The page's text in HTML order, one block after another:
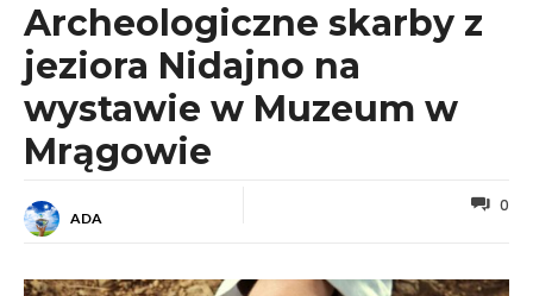
Archeologiczne skarby z
jeziora Nidajno na
wystawie w Muzeum w
Mrągowie
ADA
0